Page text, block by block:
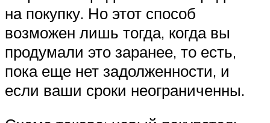
на покупку. Но этот способ
возможен лишь тогда, когда вы
продумали это заранее, то есть,
пока еще нет задолженности, и
если ваши сроки неограниченны.